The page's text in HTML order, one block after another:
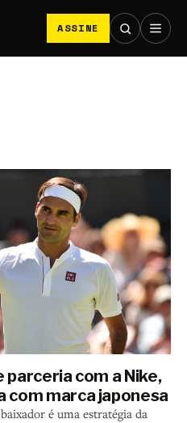
ASSINE
parceria com a Nike,
com marca japonesa
é uma estratégia da